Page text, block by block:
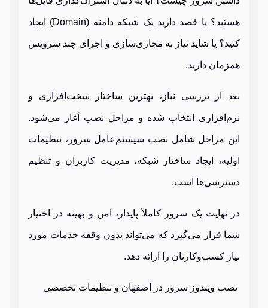
هستید؟ یا قصد دارید یک شبکه دامنه (Domain) ایجاد
کنید؟ یا شاید نیاز به مجازی‌سازی و اجرای چند سرویس
همزمان دارید.
بعد از بررسی نیاز، بهترین ساختار سخت‌افزاری و
نرم‌افزاری انتخاب شده و مراحل نصب آغاز می‌شود.
این مراحل شامل نصب سیستم‌عامل سرور، تنظیمات
اولیه، ایجاد ساختار شبکه، مدیریت کاربران و تنظیم
دسترسی‌ها است.
در نهایت یک سرور کاملاً پایدار، امن و بهینه در اختیار
شما قرار می‌گیرد که می‌تواند بدون وقفه خدمات مورد
نیاز کسب‌وکارتان را ارائه دهد.
نصب ویندوز سرور در اصفهان و تنظیمات تخصصی